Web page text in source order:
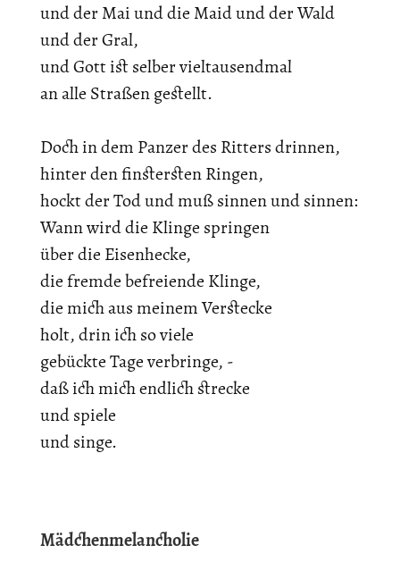
und der Mai und die Maid und der Wald
und der Gral,
und Gott ist selber vieltausendmal
an alle Straßen gestellt.
Doch in dem Panzer des Ritters drinnen,
hinter den finstersten Ringen,
hockt der Tod und muß sinnen und sinnen:
Wann wird die Klinge springen
über die Eisenhecke,
die fremde befreiende Klinge,
die mich aus meinem Verstecke
holt, drin ich so viele
gebückte Tage verbringe, -
daß ich mich endlich strecke
und spiele
und singe.
Mädchenmelancholie